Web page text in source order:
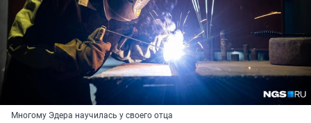
Многому Эдера научилась у своего отца